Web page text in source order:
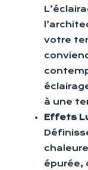
votre
à une
Effets
épurée,